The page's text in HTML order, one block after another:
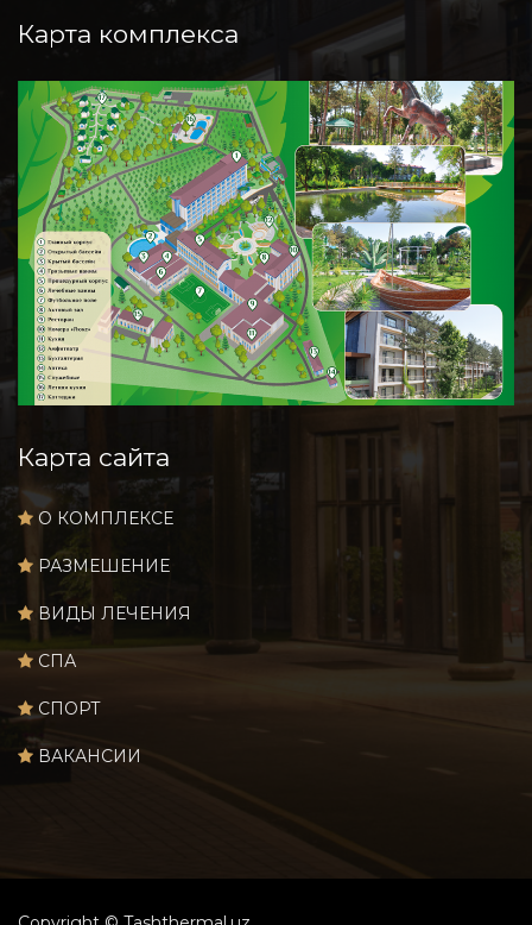
Карта комплекса
Карта сайта
О КОМПЛЕКСЕ
РАЗМЕШЕНИЕ
ВИДЫ ЛЕЧЕНИЯ
СПА
СПОРТ
ВАКАНСИИ